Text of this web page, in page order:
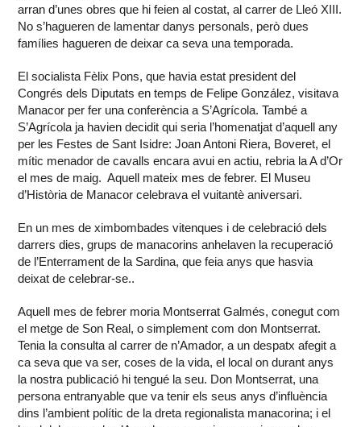
arran d’unes obres que hi feien al costat, al carrer de Lleó XIII.
No s’hagueren de lamentar danys personals, però dues
famílies hagueren de deixar ca seva una temporada.
El socialista Fèlix Pons, que havia estat president del
Congrés dels Diputats en temps de Felipe González, visitava
Manacor per fer una conferència a S’Agrícola. També a
S’Agrícola ja havien decidit qui seria l’homenatjat d’aquell any
per les Festes de Sant Isidre: Joan Antoni Riera, Boveret, el
mític menador de cavalls encara avui en actiu, rebria la A d’Or
el mes de maig. Aquell mateix mes de febrer. El Museu
d’Història de Manacor celebrava el vuitantè aniversari.
En un mes de ximbombades vitenques i de celebració dels
darrers dies, grups de manacorins anhelaven la recuperació
de l’Enterrament de la Sardina, que feia anys que hasvia
deixat de celebrar-se..
Aquell mes de febrer moria Montserrat Galmés, conegut com
el metge de Son Real, o simplement com don Montserrat.
Tenia la consulta al carrer de n’Amador, a un despatx afegit a
ca seva que va ser, coses de la vida, el local on durant anys
la nostra publicació hi tengué la seu. Don Montserrat, una
persona entranyable que va tenir els seus anys d’influència
dins l’ambient polític de la dreta regionalista manacorina; i el